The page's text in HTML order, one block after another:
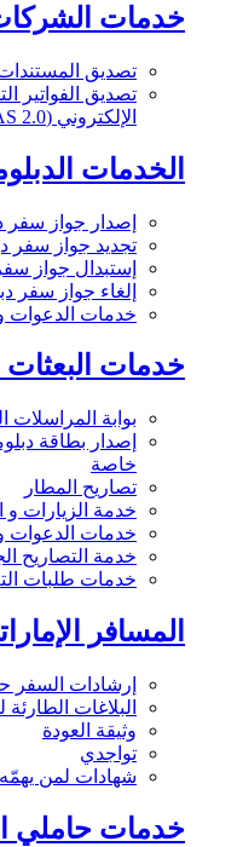
خدمات
تصديق
تصديق الفواتير
الإلكتروني (eDAS 2.0)
الخدمات
إصدار جواز
تجديد جواز سفر
إستبدال جواز
إلغاء جواز سفر
خدمات الدعوات
خدمات البعثات
بوابة المراسلات
إصدار بطاقة
خاصة
تصاريح المطار
خدمة الزيارات و
خدمات الدعوات
خدمة التصاريح
خدمات طلبات
المسافر
إرشادات
البلاغات
وثيقة العودة
تواجدي
شهادات لمن يهمّه
خدمات حاملي